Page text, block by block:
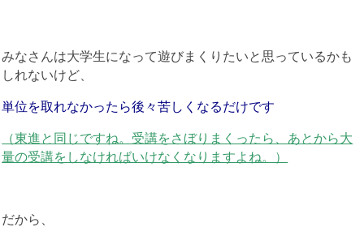
みなさんは大学生になって遊びまくりたいと思っているかも
しれないけど、
単位を取れなかったら後々苦しくなるだけです
（東進と同じですね。受講をさぼりまくったら、あとから大
量の受講をしなければいけなくなりますよね。）
だから、